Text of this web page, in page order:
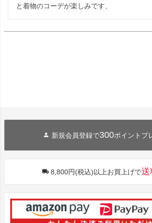
と着物のコーデが楽しみです、
新規会員登録で300ポイントプ
8,800円(税込)以上お買上げで送